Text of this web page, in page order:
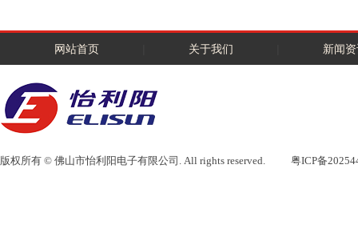
网站首页 关于我们 新闻
版权所有 © 佛山市怡利阳电子有限公司. All rights reserved. 粤ICP备